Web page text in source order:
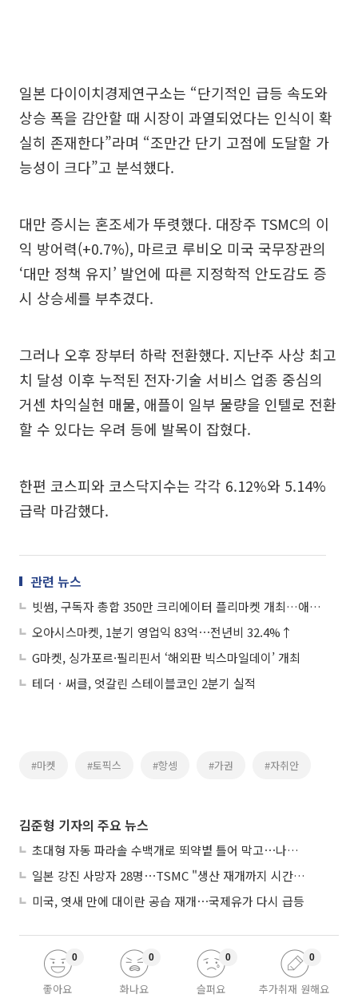
일본 다이이치경제연구소는 “단기적인 급등 속도와
상승 폭을 감안할 때 시장이 과열되었다는 인식이 확
실히 존재한다”라며 “조만간 단기 고점에 도달할 가
능성이 크다”고 분석했다.
대만 증시는 혼조세가 뚜렷했다. 대장주 TSMC의 이
익 방어력(+0.7%), 마르코 루비오 미국 국무장관의
‘대만 정책 유지’ 발언에 따른 지정학적 안도감도 증
시 상승세를 부추겼다.
그러나 오후 장부터 하락 전환했다. 지난주 사상 최고
치 달성 이후 누적된 전자·기술 서비스 업종 중심의
거센 차익실현 매물, 애플이 일부 물량을 인텔로 전환
할 수 있다는 우려 등에 발목이 잡혔다.
한편 코스피와 코스닥지수는 각각 6.12%와 5.14%
급락 마감했다.
관련 뉴스
빗썸, 구독자 총합 350만 크리에이터 플리마켓 개최…애장품으로 나눔 실천
오아시스마켓, 1분기 영업익 83억⋯전년비 32.4%↑
G마켓, 싱가포르·필리핀서 ‘해외판 빅스마일데이’ 개최
테더ㆍ써클, 엇갈린 스테이블코인 2분기 실적
#마켓 #토픽스 #항셍 #가권 #자취안
김준형 기자의 주요 뉴스
초대형 자동 파라솔 수백개로 뙤약볕 틀어 막고⋯나라별 폭염 생존법
일본 강진 사망자 28명⋯TSMC "생산 재개까지 시간 필요해"
미국, 엿새 만에 대이란 공습 재개⋯국제유가 다시 급등
좋아요
0
화나요
0
슬퍼요
0
추가취재 원해요
0